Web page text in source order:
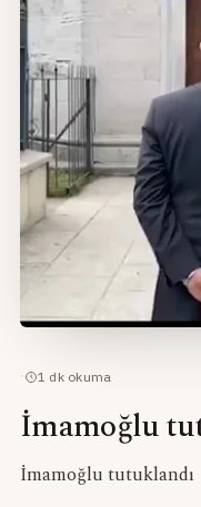
· 1 dk okuma
İmamoğlu
İmamoğlu tutuklandı